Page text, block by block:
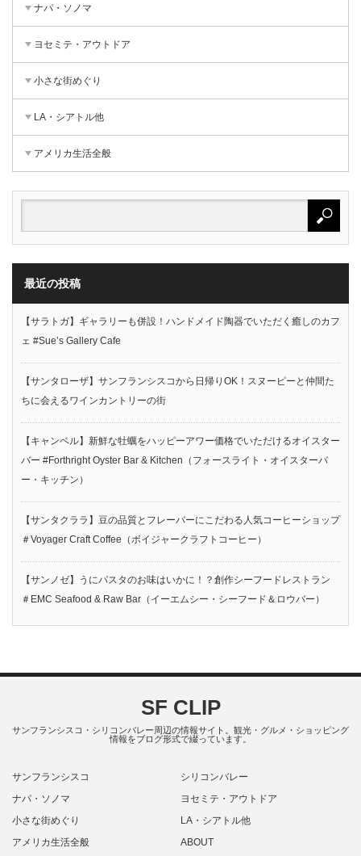
ナパ・ソノマ
ヨセミテ・アウトドア
小さな街めぐり
LA・シアトル他
アメリカ生活全般
最近の投稿
【サラトガ】ギャラリーも併設！ハンドメイド陶器でいただく癒しのカフ
ェ #Sue’s Gallery Cafe
【サンタローザ】サンフランシスコから日帰りOK！スヌーピーと仲間た
ちに会えるワインカントリーの街
【キャンベル】新鮮な牡蠣をハッピーアワー価格でいただけるオイスター
バー #Forthright Oyster Bar & Kitchen（フォースライト・オイスターバ
ー・キッチン）
【サンタクララ】豆の品質とフレーバーにこだわる人気コーヒーショップ
＃Voyager Craft Coffee（ボイジャークラフトコーヒー）
【サンノゼ】うにパスタのお味はいかに！？創作シーフードレストラン
＃EMC Seafood & Raw Bar（イーエムシー・シーフード＆ロウバー）
SF CLIP
サンフランシスコ・シリコンバレー周辺の情報サイト。観光・グルメ・ショッピング
情報をブログ形式で綴っています。
サンフランシスコ
シリコンバレー
ナパ・ソノマ
ヨセミテ・アウトドア
小さな街めぐり
LA・シアトル他
アメリカ生活全般
ABOUT